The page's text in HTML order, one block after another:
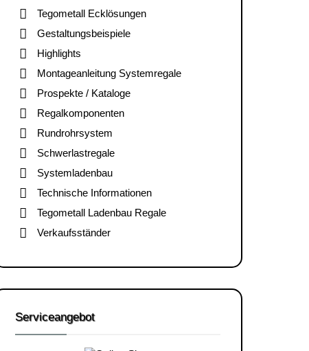
Tegometall Ecklösungen
Gestaltungsbeispiele
Highlights
Montageanleitung Systemregale
Prospekte / Kataloge
Regalkomponenten
Rundrohrsystem
Schwerlastregale
Systemladenbau
Technische Informationen
Tegometall Ladenbau Regale
Verkaufsständer
Serviceangebot